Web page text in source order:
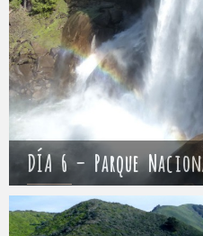
DÍA 6 – Parque
Mathieu 10 abril